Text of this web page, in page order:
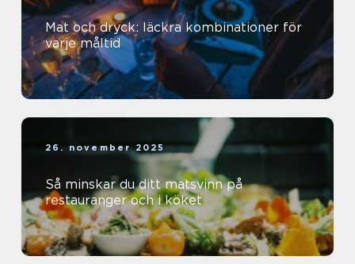
Mat och dryck: läckra kombinationer för
varje måltid
26. november 2025
Så minskar du ditt matsvinn på
restauranger och i köket